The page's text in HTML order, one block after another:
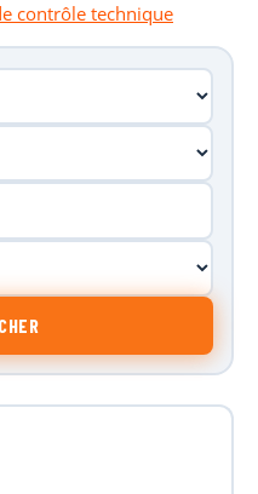
contrôle technique